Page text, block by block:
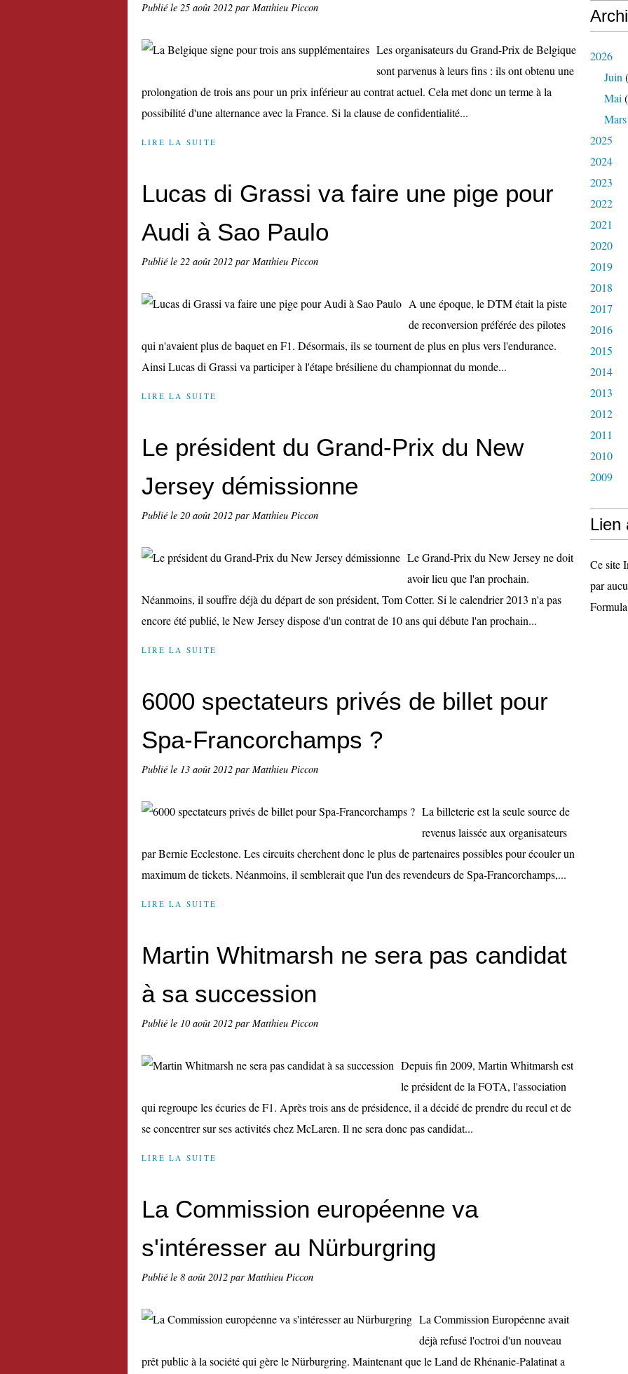
Publié le 25 août 2012 par Matthieu Piccon
Les organisateurs du Grand-Prix de Belgique
sont parvenus à leurs fins : ils ont obtenu une
prolongation de trois ans pour un prix inférieur au contrat actuel. Cela met donc un terme à la
possibilité d'une alternance avec la France. Si la clause de confidentialité...
LIRE LA SUITE
Lucas di Grassi va faire une pige pour
Audi à Sao Paulo
Publié le 22 août 2012 par Matthieu Piccon
A une époque, le DTM était la piste
de reconversion préférée des pilotes
qui n'avaient plus de baquet en F1. Désormais, ils se tournent de plus en plus vers l'endurance.
Ainsi Lucas di Grassi va participer à l'étape brésiliene du championnat du monde...
LIRE LA SUITE
Le président du Grand-Prix du New
Jersey démissionne
Publié le 20 août 2012 par Matthieu Piccon
Le Grand-Prix du New Jersey ne doit
avoir lieu que l'an prochain.
Néanmoins, il souffre déjà du départ de son président, Tom Cotter. Si le calendrier 2013 n'a pas
encore été publié, le New Jersey dispose d'un contrat de 10 ans qui débute l'an prochain...
LIRE LA SUITE
6000 spectateurs privés de billet pour
Spa-Francorchamps ?
Publié le 13 août 2012 par Matthieu Piccon
La billeterie est la seule source de
revenus laissée aux organisateurs
par Bernie Ecclestone. Les circuits cherchent donc le plus de partenaires possibles pour écouler un
maximum de tickets. Néanmoins, il semblerait que l'un des revendeurs de Spa-Francorchamps,...
LIRE LA SUITE
Martin Whitmarsh ne sera pas candidat
à sa succession
Publié le 10 août 2012 par Matthieu Piccon
Depuis fin 2009, Martin Whitmarsh est
le président de la FOTA, l'association
qui regroupe les écuries de F1. Après trois ans de présidence, il a décidé de prendre du recul et de
se concentrer sur ses activités chez McLaren. Il ne sera donc pas candidat...
LIRE LA SUITE
La Commission européenne va
s'intéresser au Nürburgring
Publié le 8 août 2012 par Matthieu Piccon
La Commission Européenne avait
déjà refusé l'octroi d'un nouveau
prêt public à la société qui gère le Nürburgring. Maintenant que le Land de Rhénanie-Palatinat a
2026
Juin
Mai
Mars
2025
2024
2023
2022
2021
2020
2019
2018
2017
2016
2015
2014
2013
2012
2011
2010
2009
Lien
Ce site
par